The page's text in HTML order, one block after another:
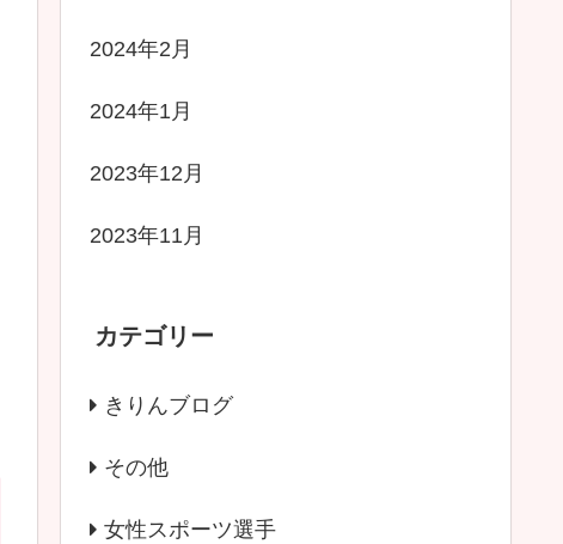
2024年2月
2024年1月
2023年12月
2023年11月
カテゴリー
きりんブログ
その他
女性スポーツ選手